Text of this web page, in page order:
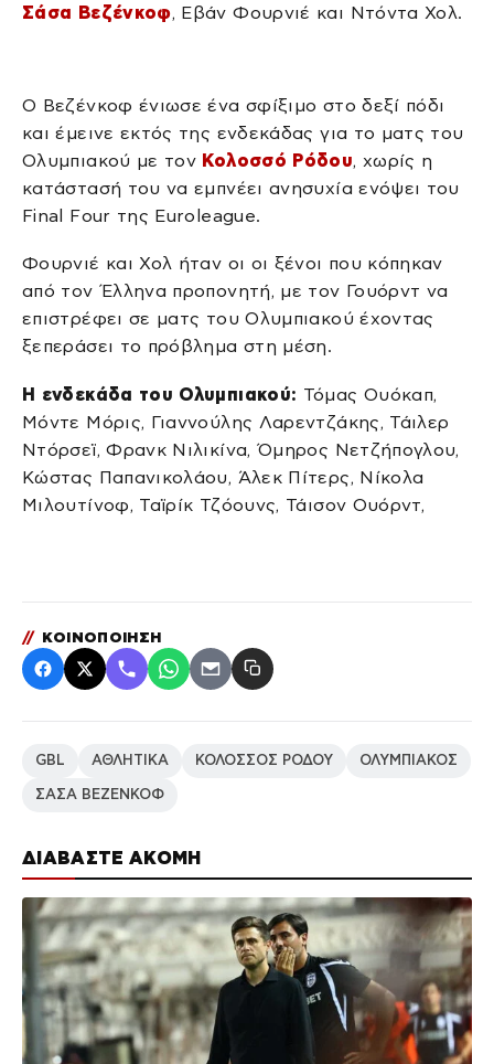
ΔΙΑΒΑΣΤΕ ΑΚΟΜΗ
Σάσα Βεζένκοφ, Εβάν Φουρνιέ και Ντόντα Χολ.
Ο Βεζένκοφ ένιωσε ένα σφίξιμο στο δεξί πόδι
και έμεινε εκτός της ενδεκάδας για το ματς του
Ολυμπιακού με τον Κολοσσό Ρόδου, χωρίς η
κατάστασή του να εμπνέει ανησυχία ενόψει του
Final Four της Euroleague.
Φουρνιέ και Χολ ήταν οι οι ξένοι που κόπηκαν
από τον Έλληνα προπονητή, με τον Γουόρντ να
επιστρέφει σε ματς του Ολυμπιακού έχοντας
ξεπεράσει το πρόβλημα στη μέση.
Η ενδεκάδα του Ολυμπιακού: Τόμας Ουόκαπ,
Μόντε Μόρις, Γιαννούλης Λαρεντζάκης, Τάιλερ
Ντόρσεϊ, Φρανκ Νιλικίνα, Όμηρος Νετζήπογλου,
Κώστας Παπανικολάου, Άλεκ Πίτερς, Νίκολα
Μιλουτίνοφ, Ταϊρίκ Τζόουνς, Τάισον Ουόρντ,
// ΚΟΙΝΟΠΟΙΗΣΗ
GBL ΑΘΛΗΤΙΚΑ ΚΟΛΟΣΣΟΣ ΡΟΔΟΥ ΟΛΥΜΠΙΑΚΟΣ
ΣΑΣΑ ΒΕΖΕΝΚΟΦ